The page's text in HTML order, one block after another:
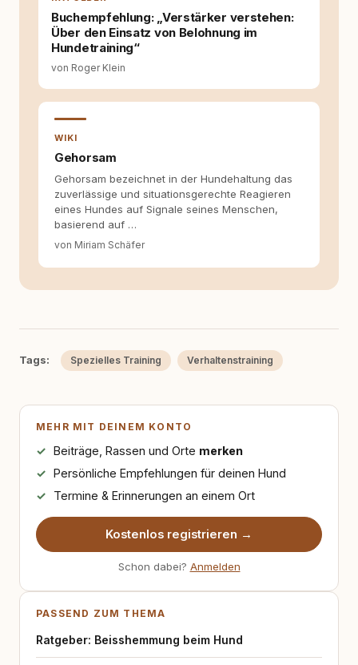
Buchempfehlung: „Verstärker verstehen:
Über den Einsatz von Belohnung im
Hundetraining“
von Roger Klein
WIKI
Gehorsam
Gehorsam bezeichnet in der Hundehaltung das
zuverlässige und situationsgerechte Reagieren
eines Hundes auf Signale seines Menschen,
basierend auf …
von Miriam Schäfer
Tags: Spezielles Training Verhaltenstraining
MEHR MIT DEINEM KONTO
Beiträge, Rassen und Orte merken
Persönliche Empfehlungen für deinen Hund
Termine & Erinnerungen an einem Ort
Kostenlos registrieren →
Schon dabei? Anmelden
PASSEND ZUM THEMA
Ratgeber: Beisshemmung beim Hund